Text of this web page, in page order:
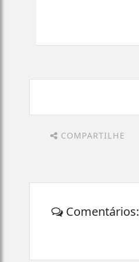
COMPARTILHE
Comentários: